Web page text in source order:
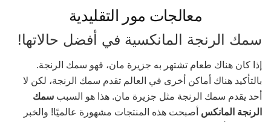
معالجات مور التقليدية
سمك الرنجة المانكسية في أفضل حالاتها!
إذا كان هناك طعام تشتهر به جزيرة مان، فهو سمك الرنجة.
بالتأكيد هناك أماكن أخرى في العالم تقدم سمك الرنجة، لكن لا
أحد يقدم سمك الرنجة مثل جزيرة مان. هذا هو السبب سمك
الرنجة المانكس أصبحت هذه المنتجات مشهورة عالميًا! والخبر